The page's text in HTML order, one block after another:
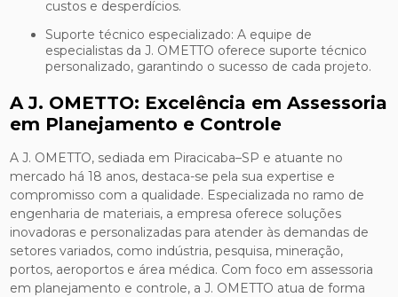
custos e desperdícios.
Suporte técnico especializado: A equipe de
especialistas da J. OMETTO oferece suporte técnico
personalizado, garantindo o sucesso de cada projeto.
A J. OMETTO: Excelência em Assessoria
em Planejamento e Controle
A J. OMETTO, sediada em Piracicaba–SP e atuante no
mercado há 18 anos, destaca-se pela sua expertise e
compromisso com a qualidade. Especializada no ramo de
engenharia de materiais, a empresa oferece soluções
inovadoras e personalizadas para atender às demandas de
setores variados, como indústria, pesquisa, mineração,
portos, aeroportos e área médica. Com foco em assessoria
em planejamento e controle, a J. OMETTO atua de forma